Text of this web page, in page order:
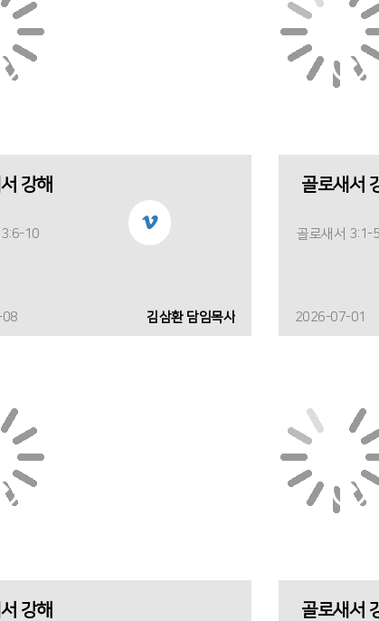
강해
10
김삼환 담임목사
골로새서
골로새서 3:1-5
2026-07-01
강해 골로새서